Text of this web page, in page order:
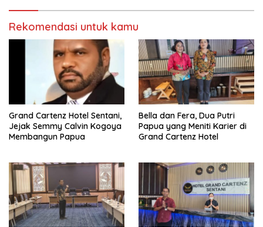
Rekomendasi untuk kamu
Grand Cartenz Hotel Sentani,
Jejak Semmy Calvin Kogoya
Membangun Papua
Bella dan Fera, Dua Putri
Papua yang Meniti Karier di
Grand Cartenz Hotel